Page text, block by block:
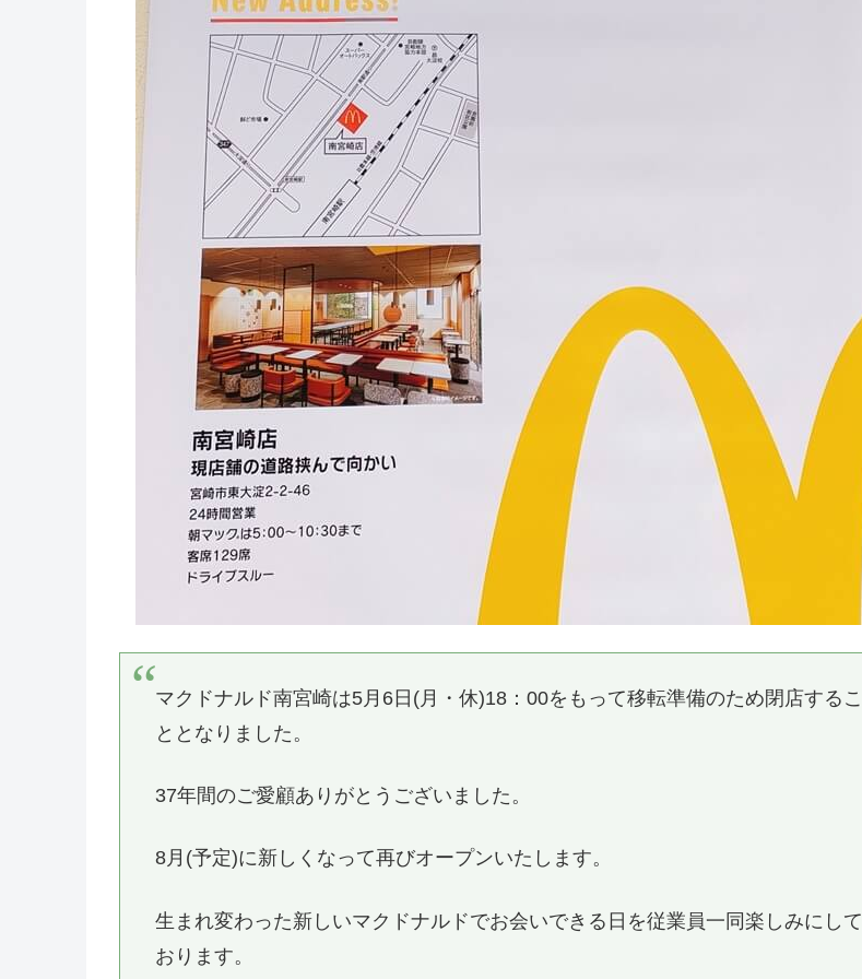
マクドナルド南宮崎は5月6日(月・休)18：00をもって移転準備のため閉店するこ
ととなりました。
37年間のご愛顧ありがとうございました。
8月(予定)に新しくなって再びオープンいたします。
生まれ変わった新しいマクドナルドでお会いできる日を従業員一同楽しみにして
おります。